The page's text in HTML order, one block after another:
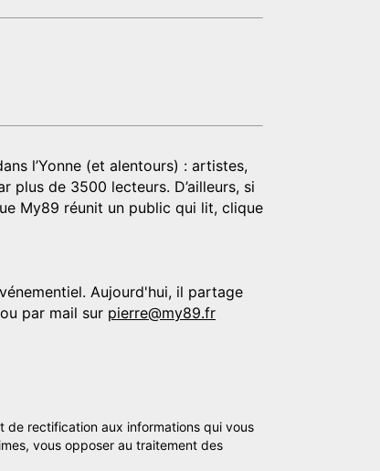
l’Yonne (et alentours) : artistes,
de 3500 lecteurs. D’ailleurs, si
My89 réunit un public qui lit, clique
Aujourd'hui, il partage
par mail sur pierre@my89.fr
de rectification aux informations qui vous
vous opposer au traitement des